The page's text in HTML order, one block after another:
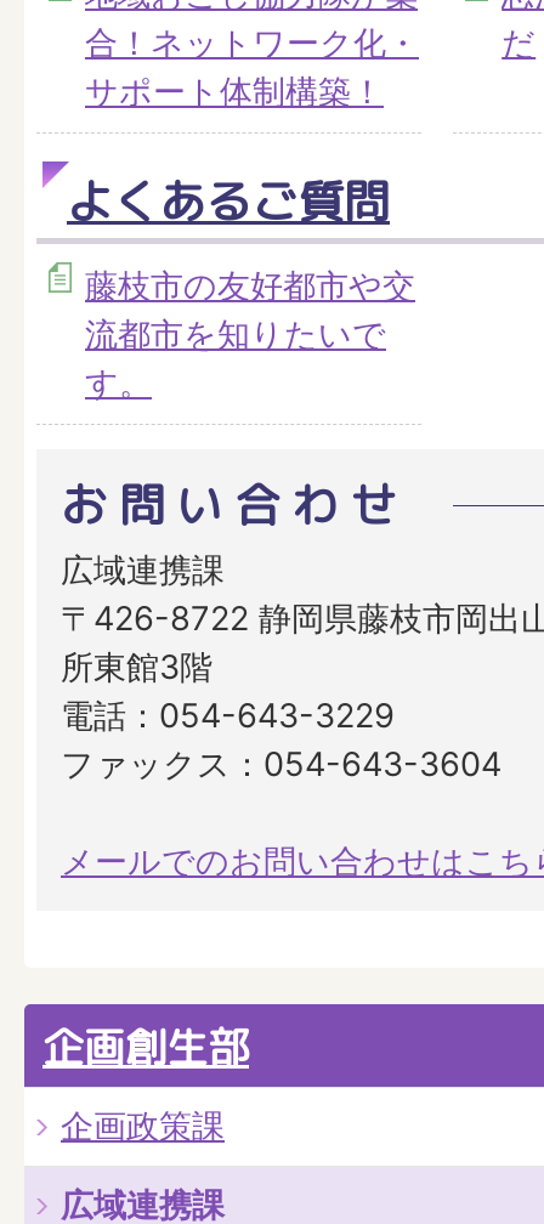
合！ネットワーク化・
サポート体制構築！
だ
よくあるご質問
藤枝市の友好都市や交
流都市を知りたいで
す。
お問い合わせ
広域連携課
〒426-8722 静岡県藤枝市岡出
所東館3階
電話：054-643-3229
ファックス：054-643-3604
メールでのお問い合わせはこち
企画創生部
企画政策課
広域連携課